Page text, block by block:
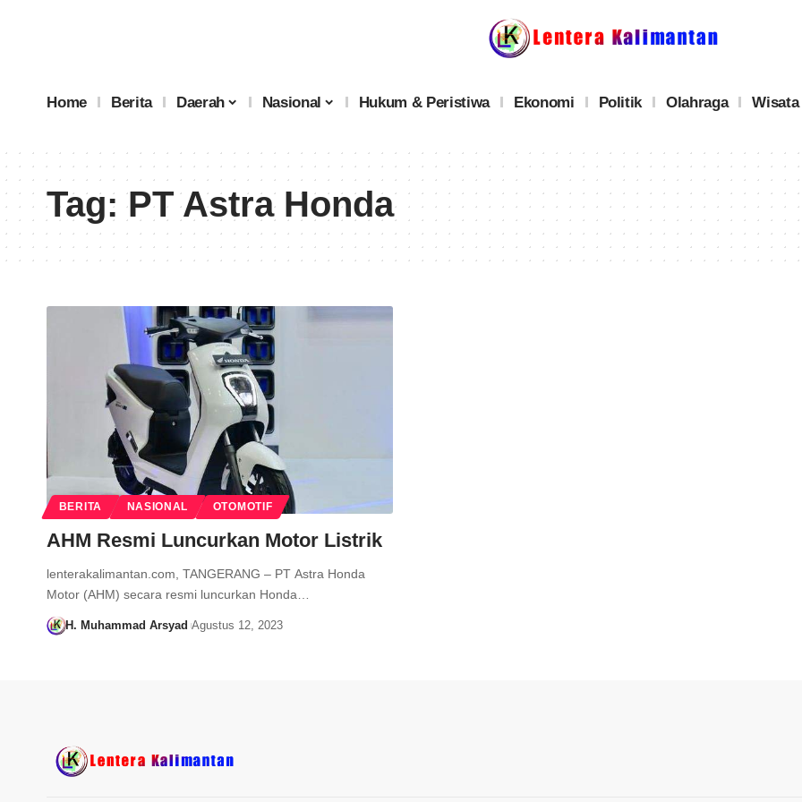
Home Berita Daerah Nasional Hukum & Peristiwa Ekonomi Politik Olahraga Wisata
Tag:PT Astra Honda
BERITA NASIONAL OTOMOTIF
AHM Resmi Luncurkan Motor Listrik
lenterakalimantan.com, TANGERANG – PT Astra Honda
Motor (AHM) secara resmi luncurkan Honda…
H. Muhammad Arsyad Agustus 12, 2023